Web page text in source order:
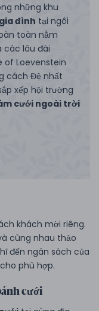
những khu
đình tại ngôi
toàn nằm
các lâu đài
of Loevenstein
cách Đệ nhất
xếp hội trường
cưới ngoài trời
khách mời riêng.
cùng nhau thảo
đến ngân sách của
phù hợp.
cưới